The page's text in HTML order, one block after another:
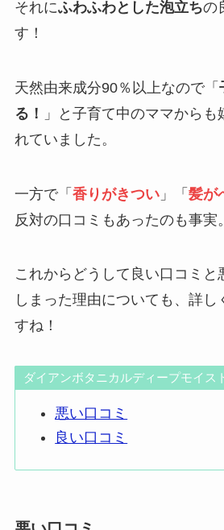
それにふわふわとした泡立ちの
す！
天然由来成分90％以上なので「
る！
」と子育て中のママからも
れていました。
一方で「 香りがきつい」「 髪が
反対の口コミもあったのも事実。
これからどうして良い口コミと
しまった理由についても、詳し
すね！
ダイアンボタニカルディープモイス
悪い口コミ
良い口コミ